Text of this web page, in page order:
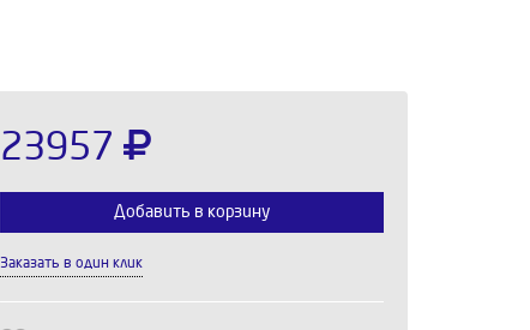
23957
Добавить в корзину
Заказать в один клик